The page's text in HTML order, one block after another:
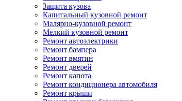
Защита кузова
Капитальный кузовной ремонт
Малярно-кузовной ремонт
Мелкий кузовной ремонт
Ремонт автоэлектрики
Ремонт бампера
Ремонт вмятин
Ремонт дверей
Ремонт капота
Ремонт кондиционера автомобиля
Ремонт крыши